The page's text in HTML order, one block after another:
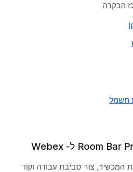
הבקרה
חשמל
המכשיר, צור סביבת עבודה וקוד